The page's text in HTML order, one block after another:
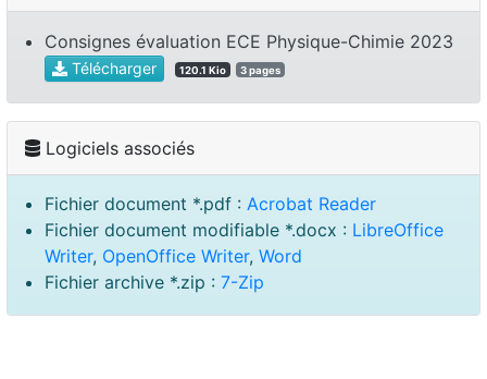
Consignes évaluation ECE Physique-Chimie 2023
Télécharger 120.1 Kio 3 pages
Logiciels associés
Fichier document *.pdf : Acrobat Reader
Fichier document modifiable *.docx : LibreOffice
Writer, OpenOffice Writer, Word
Fichier archive *.zip : 7-Zip